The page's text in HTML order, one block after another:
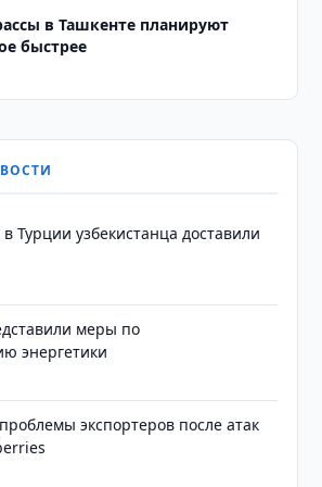
в Ташкенте планируют
быстрее
Турции узбекистанца доставили
меры по
энергетики
экспортеров после атак